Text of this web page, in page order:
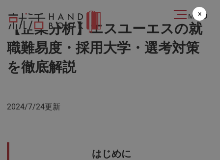
MENU
【企業分析】エスユーエスの就
職難易度・採用大学・選考対策
を徹底解説
2024/7/24更新
はじめに
×